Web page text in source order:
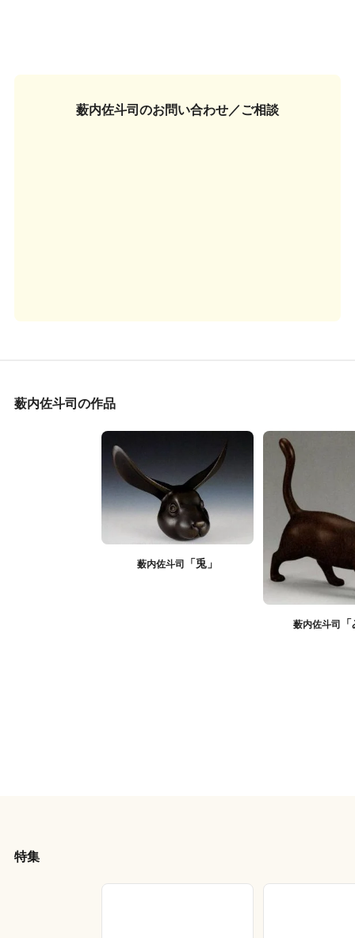
薮内佐斗司のお問い合わせ／ご相談
薮内佐斗司の作品
薮内佐斗司 「兎」
薮内佐斗司
特集